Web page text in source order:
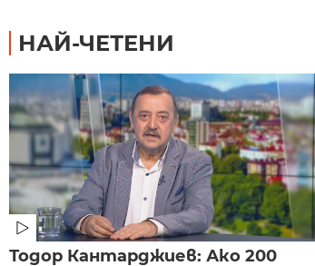
НАЙ-ЧЕТЕНИ
Тодор Кантарджиев: Ако 200